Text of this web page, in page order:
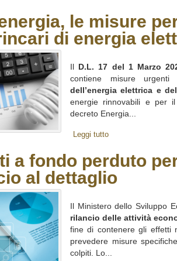
le misure
di energia
D.L. 17 del 1 Marzo
contiene misure
dell’energia elettrica e
energie rinnovabili e per
decreto Energia...
Leggi tutto
a fondo perduto
al dettaglio
Il Ministero dello Sviluppo
rilancio delle attività
fine di contenere gli effetti
prevedere misure
colpiti. Lo...